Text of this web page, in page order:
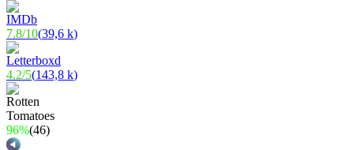
7.8/10(39,6 k)
4.2/5(143,8 k)
96%(46)